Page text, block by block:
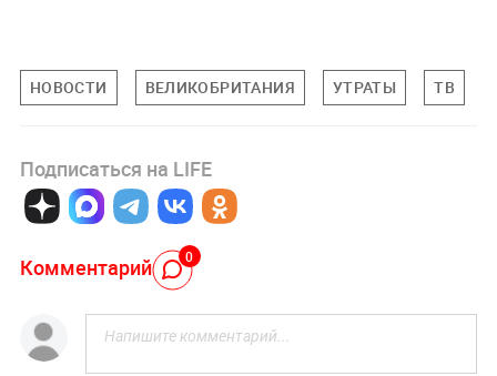
НОВОСТИ ВЕЛИКОБРИТАНИЯ УТРАТЫ ТВ
Подписаться на LIFE
Комментарий 0